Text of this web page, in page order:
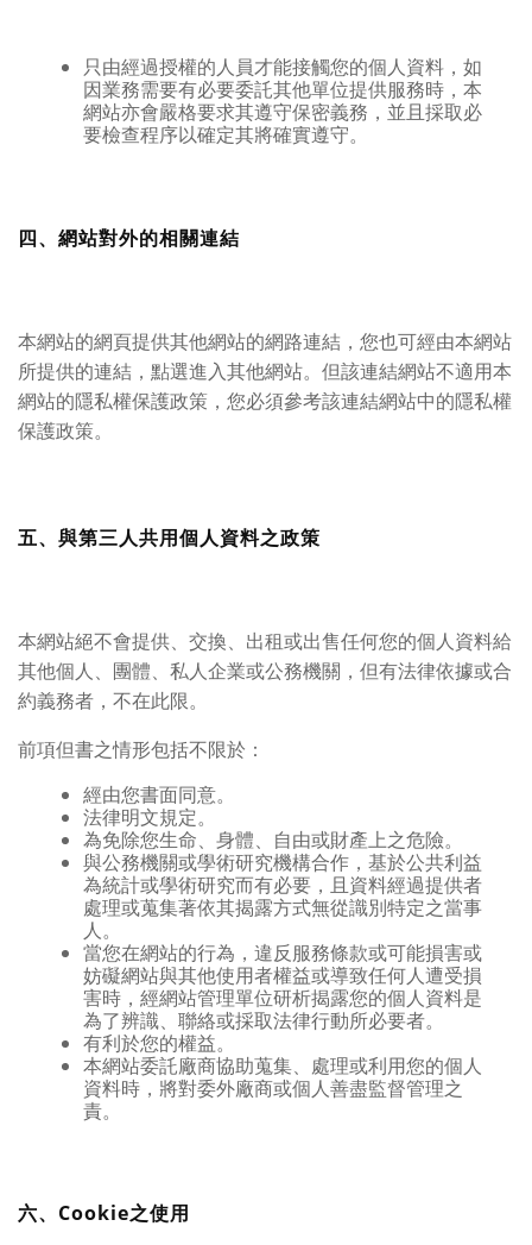
只由經過授權的人員才能接觸您的個人資料，如
因業務需要有必要委託其他單位提供服務時，本
網站亦會嚴格要求其遵守保密義務，並且採取必
要檢查程序以確定其將確實遵守。
四、網站對外的相關連結
本網站的網頁提供其他網站的網路連結，您也可經由本網站
所提供的連結，點選進入其他網站。但該連結網站不適用本
網站的隱私權保護政策，您必須參考該連結網站中的隱私權
保護政策。
五、與第三人共用個人資料之政策
本網站絕不會提供、交換、出租或出售任何您的個人資料給
其他個人、團體、私人企業或公務機關，但有法律依據或合
約義務者，不在此限。
前項但書之情形包括不限於：
經由您書面同意。
法律明文規定。
為免除您生命、身體、自由或財產上之危險。
與公務機關或學術研究機構合作，基於公共利益
為統計或學術研究而有必要，且資料經過提供者
處理或蒐集著依其揭露方式無從識別特定之當事
人。
當您在網站的行為，違反服務條款或可能損害或
妨礙網站與其他使用者權益或導致任何人遭受損
害時，經網站管理單位研析揭露您的個人資料是
為了辨識、聯絡或採取法律行動所必要者。
有利於您的權益。
本網站委託廠商協助蒐集、處理或利用您的個人
資料時，將對委外廠商或個人善盡監督管理之
責。
六、Cookie之使用